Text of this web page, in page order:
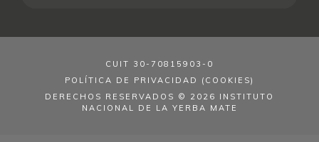
CUIT 30-70815903-0
POLÍTICA DE PRIVACIDAD (COOKIES)
DERECHOS RESERVADOS © 2026 INSTITUTO
NACIONAL DE LA YERBA MATE